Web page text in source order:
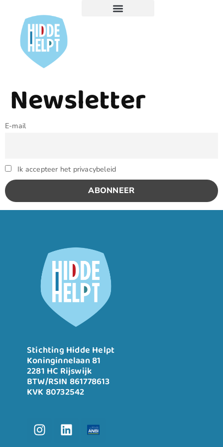
Newsletter
E-mail
Ik accepteer het privacybeleid
Stichting Hidde Helpt
Koninginnelaan 81
2281 HC Rijswijk
BTW/RSIN 861778613
KVK 80732542